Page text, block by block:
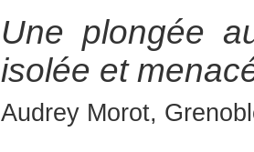
Une plongée
isolée et
Audrey Morot,